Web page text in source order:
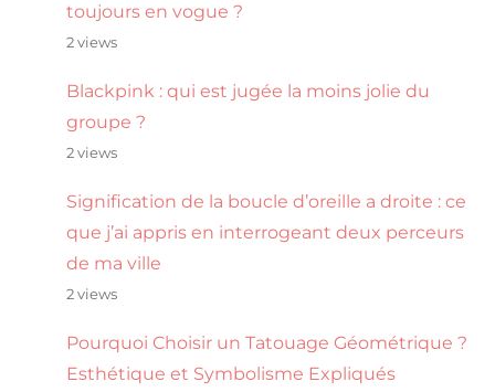
toujours en vogue ?
2 views
Blackpink : qui est jugée la moins jolie du
groupe ?
2 views
Signification de la boucle d’oreille a droite : ce
que j’ai appris en interrogeant deux perceurs
de ma ville
2 views
Pourquoi Choisir un Tatouage Géométrique ?
Esthétique et Symbolisme Expliqués